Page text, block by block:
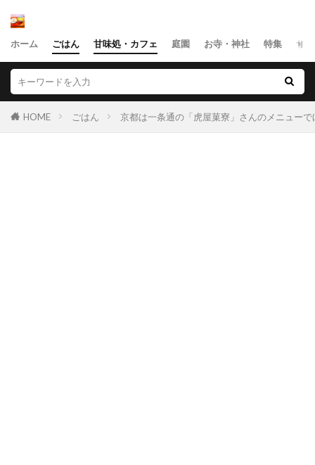
ホーム ごはん 甘味処・カフェ 庭園 お寺・神社 特集 サ
HOME ごはん 京都は一条通の「虎屋菓寮」さんのメニュー